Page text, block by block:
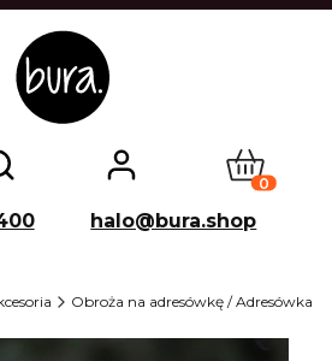
wyszukiwarkę Produkty
halo@bura.shop
Obroża na adresówkę / Adresówka